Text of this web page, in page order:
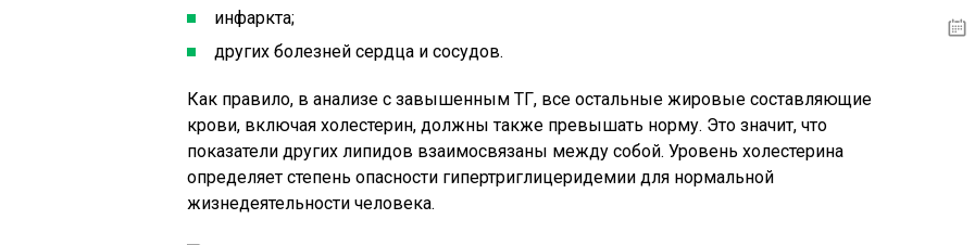
инфаркта;
других болезней сердца и сосудов.
Как правило, в анализе с завышенным ТГ, все остальные жировые составляющие
крови, включая холестерин, должны также превышать норму. Это значит, что
показатели других липидов взаимосвязаны между собой. Уровень холестерина
определяет степень опасности гипертриглицеридемии для нормальной
жизнедеятельности человека.